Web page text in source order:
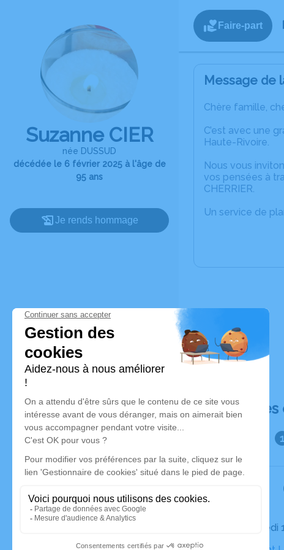
Suzanne CIER
née DUSSUD
décédée le 6 février 2025 à l'âge de
95 ans
Je rends hommage
Faire-part
Message de
Chère famille,
C’est avec une
Haute-Rivoire.
Nous vous
vos pensées à
CHERRIER.
Un service de
Déroulé des
Le